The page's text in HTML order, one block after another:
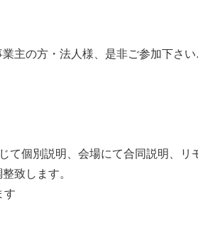
主の方・法人様、是非ご参加下さい
て個別説明、会場にて合同説明、リ
致します。
す